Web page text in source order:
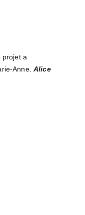
projet a
Anne. Alice